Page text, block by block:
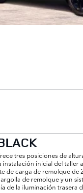
tres posiciones de
inicial del
de carga de remolque
de remolque y un
de la iluminación trasera